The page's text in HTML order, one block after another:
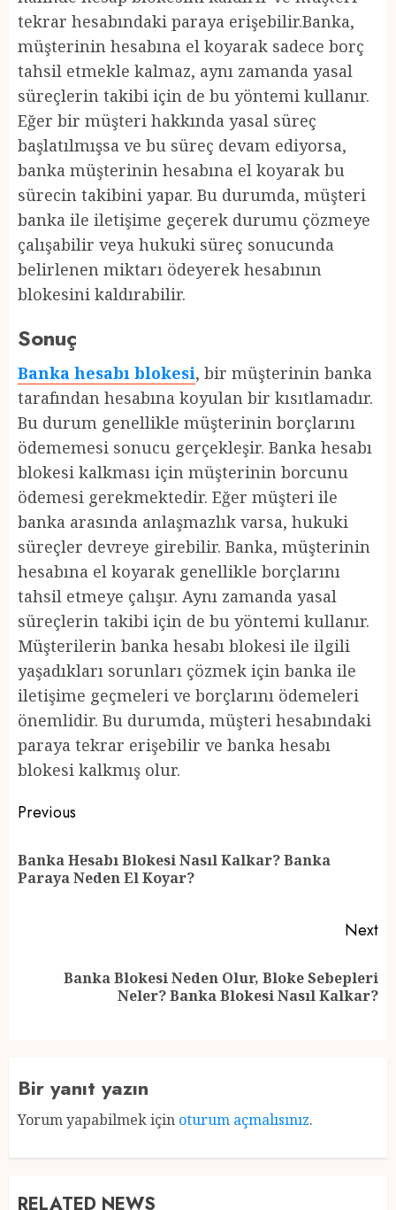
tekrar hesabındaki paraya erişebilir.Banka,
müşterinin hesabına el koyarak sadece borç
tahsil etmekle kalmaz, aynı zamanda yasal
süreçlerin takibi için de bu yöntemi kullanır.
Eğer bir müşteri hakkında yasal süreç
başlatılmışsa ve bu süreç devam ediyorsa,
banka müşterinin hesabına el koyarak bu
sürecin takibini yapar. Bu durumda, müşteri
banka ile iletişime geçerek durumu çözmeye
çalışabilir veya hukuki süreç sonucunda
belirlenen miktarı ödeyerek hesabının
blokesini kaldırabilir.
Sonuç
Banka hesabı blokesi, bir müşterinin banka
tarafından hesabına koyulan bir kısıtlamadır.
Bu durum genellikle müşterinin borçlarını
ödememesi sonucu gerçekleşir. Banka hesabı
blokesi kalkması için müşterinin borcunu
ödemesi gerekmektedir. Eğer müşteri ile
banka arasında anlaşmazlık varsa, hukuki
süreçler devreye girebilir. Banka, müşterinin
hesabına el koyarak genellikle borçlarını
tahsil etmeye çalışır. Aynı zamanda yasal
süreçlerin takibi için de bu yöntemi kullanır.
Müşterilerin banka hesabı blokesi ile ilgili
yaşadıkları sorunları çözmek için banka ile
iletişime geçmeleri ve borçlarını ödemeleri
önemlidir. Bu durumda, müşteri hesabındaki
paraya tekrar erişebilir ve banka hesabı
blokesi kalkmış olur.
Post
navigation
Previous
Banka Hesabı Blokesi Nasıl Kalkar? Banka
Paraya Neden El Koyar?
Next
Banka Blokesi Neden Olur, Bloke Sebepleri
Neler? Banka Blokesi Nasıl Kalkar?
Bir yanıt yazın
Yorum yapabilmek için oturum açmalısınız.
RELATED NEWS